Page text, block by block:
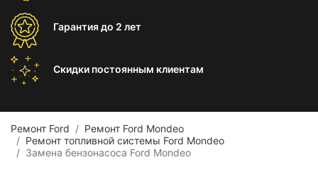
Гарантиядо 2 лет
Скидки постоянным клиентам
Ремонт Ford
Ремонт Ford Mondeo
Ремонт топливной системы Ford Mondeo
Замена бензонасоса Ford Mondeo